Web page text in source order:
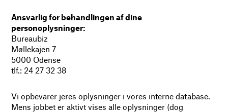
Ansvarlig for behandlingen af dine
personoplysninger:
Bureaubiz
Møllekajen 7
5000 Odense
tlf.: 24 27 32 38
Vi opbevarer jeres oplysninger i vores interne database.
Mens jobbet er aktivt vises alle oplysninger (dog